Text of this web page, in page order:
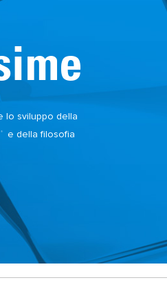
lo sviluppo della
®
e della filosofia